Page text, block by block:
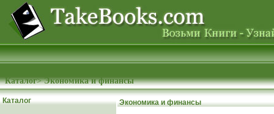
Каталог>Экономика и финансы
Каталог Экономика и финансы